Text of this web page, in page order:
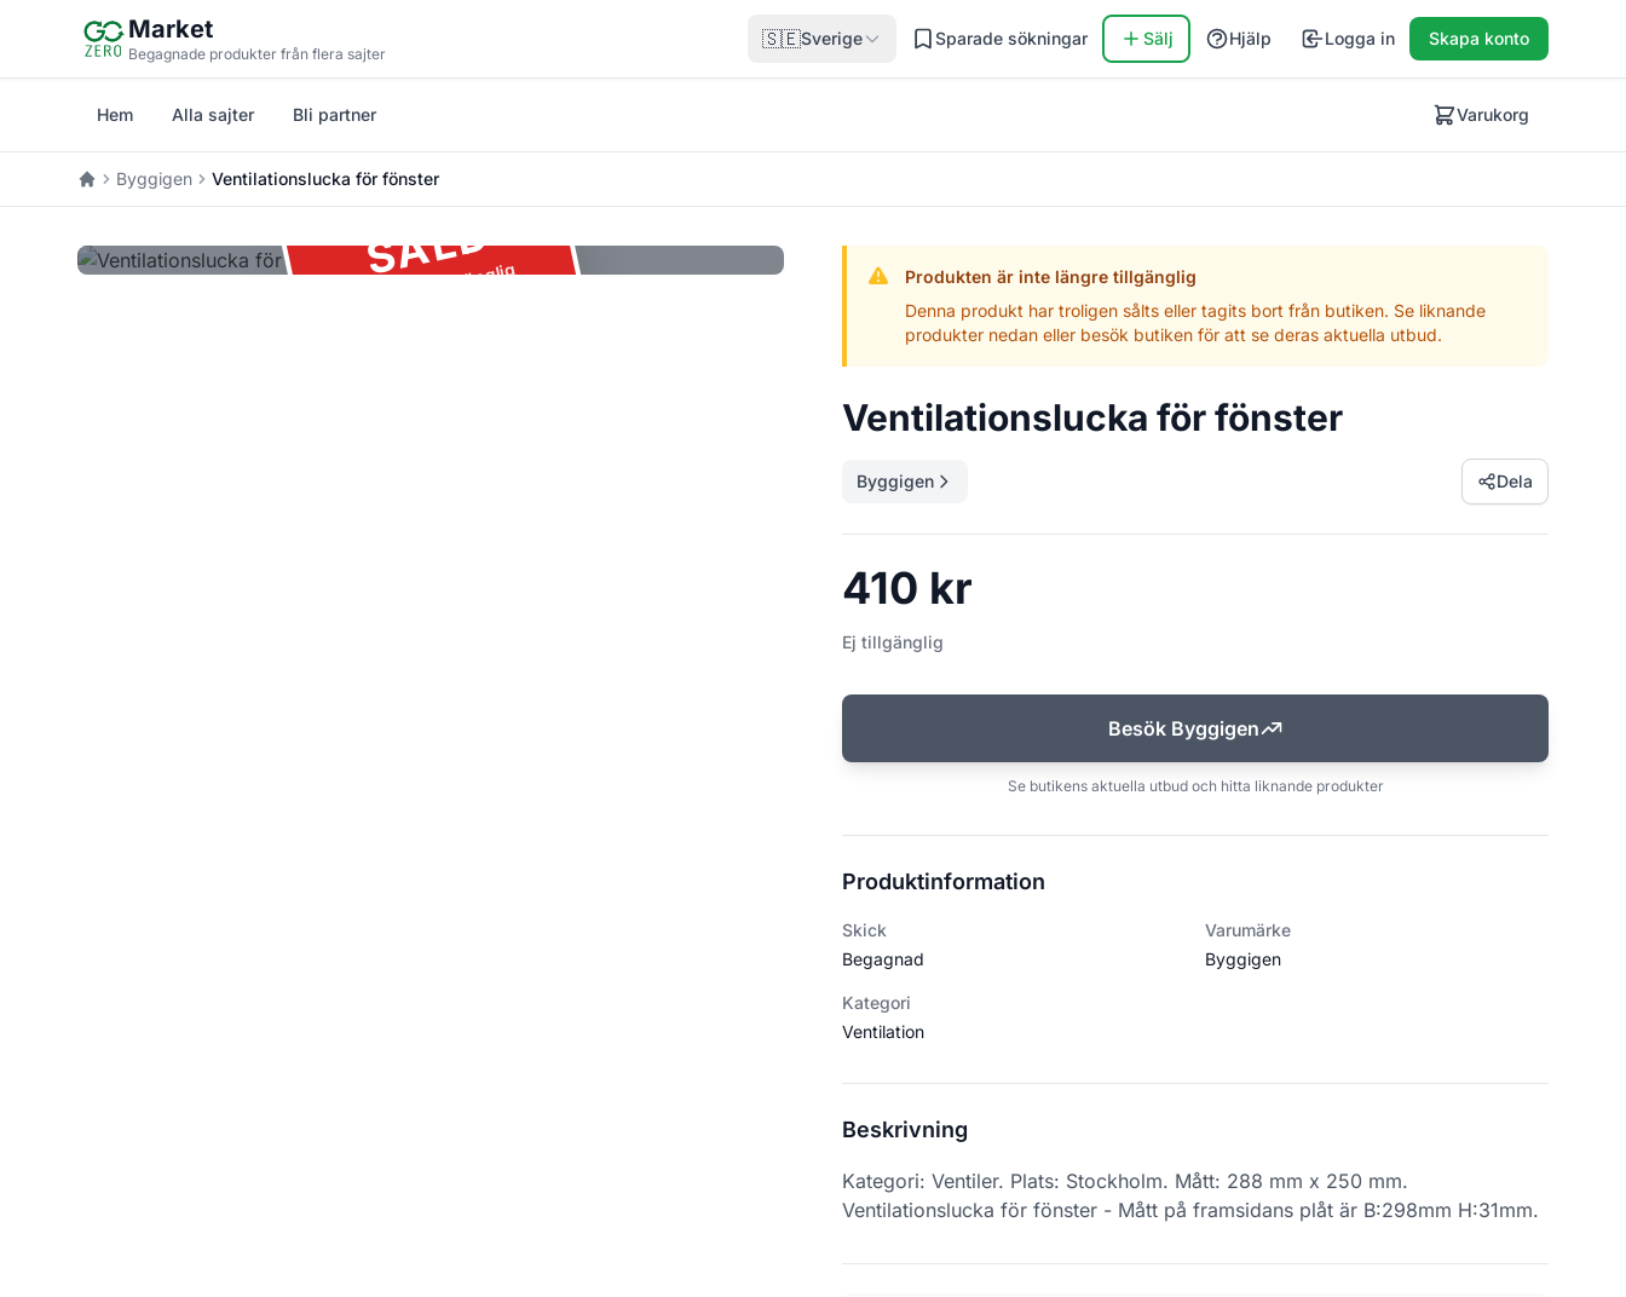
Hoppa till huvudinnehåll
Market
Begagnade produkter från flera sajter
🇸🇪Sverige Sparade sökningar Sälj Hjälp Logga in Skapa konto
Hem Alla sajter Bli partner Varukorg
Byggigen Ventilationslucka för fönster
SÅLD
Ej längre tillgänglig
Produkten är inte längre tillgänglig
Denna produkt har troligen sålts eller tagits bort från butiken. Se liknande
produkter nedan eller besök butiken för att se deras aktuella utbud.
Ventilationslucka för fönster
Byggigen Dela
410 kr
Ej tillgänglig
Besök Byggigen
Se butikens aktuella utbud och hitta liknande produkter
Produktinformation
Skick
Begagnad
Varumärke
Byggigen
Kategori
Ventilation
Beskrivning
Kategori: Ventiler. Plats: Stockholm. Mått: 288 mm x 250 mm.
Ventilationslucka för fönster - Mått på framsidans plåt är B:298mm H:31mm.